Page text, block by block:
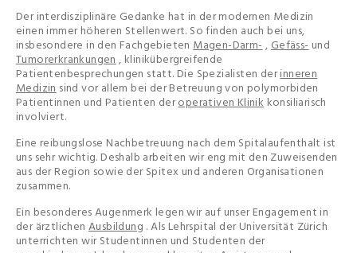
Der interdisziplinäre Gedanke hat in der modernen Medizin
einen immer höheren Stellenwert. So finden auch bei uns,
insbesondere in den FachgebietenMagen-Darm-,Gefäss-und
Tumorerkrankungen, klinikübergreifende
Patientenbesprechungen statt. Die Spezialisten derinneren
Medizinsind vor allem bei der Betreuung von polymorbiden
Patientinnen und Patienten deroperativen Klinikkonsiliarisch
involviert.
Eine reibungslose Nachbetreuung nach dem Spitalaufenthalt ist
uns sehr wichtig. Deshalb arbeiten wir eng mit den Zuweisenden
aus der Region sowie der Spitex und anderen Organisationen
zusammen.
Ein besonderes Augenmerk legen wir auf unser Engagement in
der ärztlichenAusbildung . Als Lehrspital der Universität Zürich
unterrichten wir Studentinnen und Studenten der